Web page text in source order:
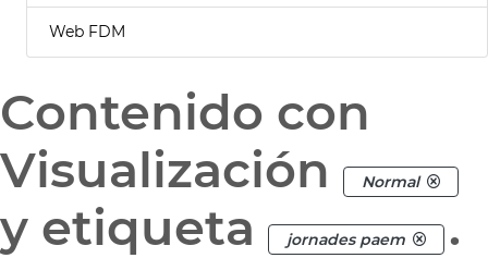
Web FDM
Contenido con
Visualización
Normal
y etiqueta jornades paem .